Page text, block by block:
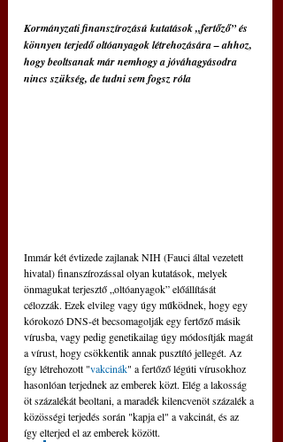
Kormányzati finanszírozású kutatások „fertőző” és
könnyen terjedő oltóanyagok létrehozására – ahhoz,
hogy beoltsanak már nemhogy a jóváhagyásodra
nincs szükség, de tudni sem fogsz róla
Immár két évtizede zajlanak NIH (Fauci által vezetett
hivatal) finanszírozással olyan kutatások, melyek
önmagukat terjesztő „oltóanyagok” előállítását
célozzák. Ezek elvileg vagy úgy működnek, hogy egy
kórokozó DNS-ét becsomagolják egy fertőző másik
vírusba, vagy pedig genetikailag úgy módosítják magát
a vírust, hogy csökkentik annak pusztító jellegét. Az
így létrehozott "vakcinák" a fertőző légúti vírusokhoz
hasonlóan terjednek az emberek közt. Elég a lakosság
öt százalékát beoltani, a maradék kilencvenöt százalék a
közösségi terjedés során "kapja el" a vakcinát, és az
így elterjed el az emberek között.